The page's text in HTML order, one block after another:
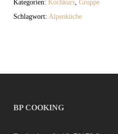
Kategorien: Kochkurs, Gruppe
Schlagwort: Alpenküche
BP COOKING